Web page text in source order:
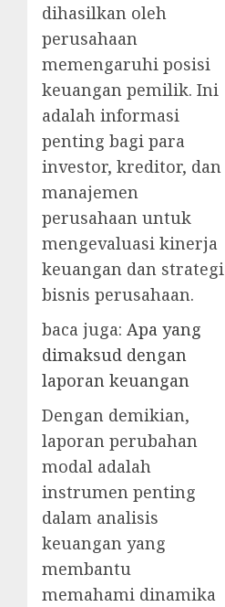
dihasilkan oleh
perusahaan
memengaruhi posisi
keuangan pemilik. Ini
adalah informasi
penting bagi para
investor, kreditor, dan
manajemen
perusahaan untuk
mengevaluasi kinerja
keuangan dan strategi
bisnis perusahaan.
baca juga: Apa yang
dimaksud dengan
laporan keuangan
Dengan demikian,
laporan perubahan
modal adalah
instrumen penting
dalam analisis
keuangan yang
membantu
memahami dinamika